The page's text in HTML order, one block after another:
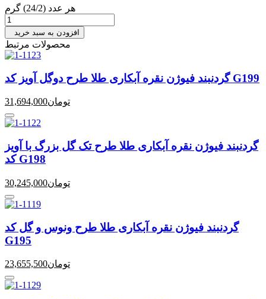
هر عدد (24/2) گرم
افزودن به سبد خرید
محصولات مرتبط
گردنبند فیوژن نقره آبکاری طلا طرح دوگل آویز کد G199
31,694,000تومان
گردنبند فیوژن نقره آبکاری طلا طرح تک گل بزرگ با آویز
کد G198
30,245,000تومان
گردنبند فیوژن نقره آبکاری طلا طرح ونوس و گل کد
G195
23,655,500تومان